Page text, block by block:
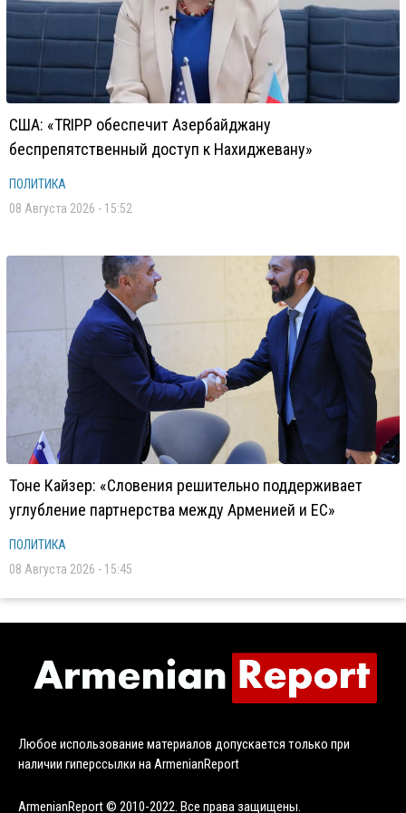
США: «TRIPP обеспечит Азербайджану
беспрепятственный доступ к Нахиджевану»
ПОЛИТИКА
08 Августа 2026 - 15:52
Тоне Кайзер: «Словения решительно поддерживает
углубление партнерства между Арменией и ЕС»
ПОЛИТИКА
08 Августа 2026 - 15:45
Любое использование материалов допускается только при
наличии гиперссылки на ArmenianReport
ArmenianReport © 2010-2022. Все права защищены.